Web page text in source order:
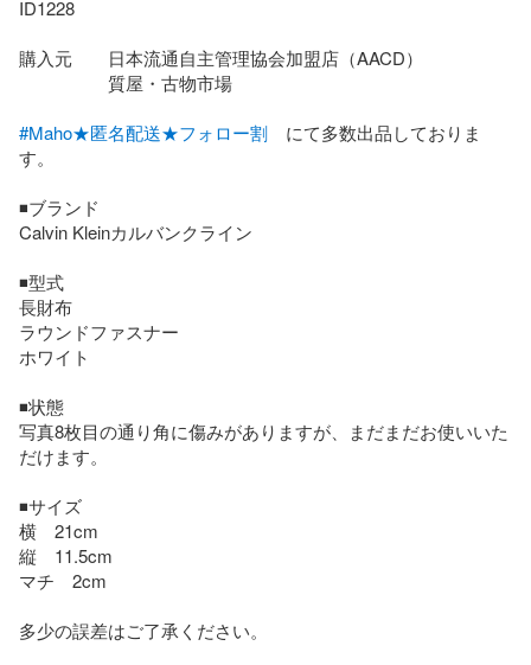
ID1228
購入元　　日本流通自主管理協会加盟店（AACD）
質屋・古物市場
#Maho★匿名配送★フォロー割 にて多数出品しておりま
す。
◾️ブランド
Calvin Kleinカルバンクライン
◾️型式
長財布
ラウンドファスナー
ホワイト
◾️状態
写真8枚目の通り角に傷みがありますが、まだまだお使いいた
だけます。
◾️サイズ
横　21cm
縦　11.5cm
マチ　2cm
多少の誤差はご了承ください。